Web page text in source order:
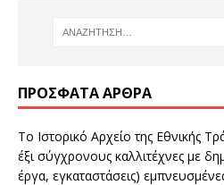
ΠΡΌΣΦΑΤΑ ΆΡΘΡΑ
Το Ιστορικό Αρχείο της Εθνικής
έξι σύγχρονους καλλιτέχνες με
έργα, εγκαταστάσεις)